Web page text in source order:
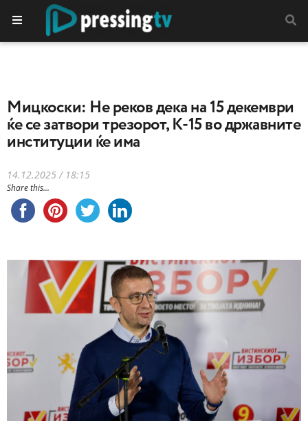
Мицкоски: Не реков дека на 15 декември
ќе се затвори трезорот, К-15 во државните
институции ќе има
14.12.2025 / 18:15
Share this...